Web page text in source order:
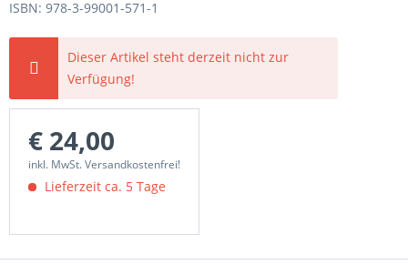
ISBN: 978-3-99001-571-1
Dieser Artikel steht derzeit nicht zur
Verfügung!
€ 24,00
inkl. MwSt. Versandkostenfrei!
Lieferzeit ca. 5 Tage